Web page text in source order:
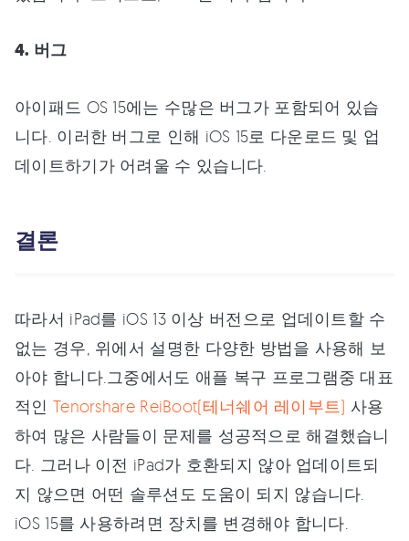
4. 버그
아이패드 OS 15에는 수많은 버그가 포함되어 있습
니다. 이러한 버그로 인해 iOS 15로 다운로드 및 업
데이트하기가 어려울 수 있습니다.
결론
따라서 iPad를 iOS 13 이상 버전으로 업데이트할 수
없는 경우, 위에서 설명한 다양한 방법을 사용해 보
아야 합니다.그중에서도 애플 복구 프로그램중 대표
적인 Tenorshare ReiBoot(테너쉐어 레이부트) 사용
하여 많은 사람들이 문제를 성공적으로 해결했습니
다. 그러나 이전 iPad가 호환되지 않아 업데이트되
지 않으면 어떤 솔루션도 도움이 되지 않습니다.
iOS 15를 사용하려면 장치를 변경해야 합니다.